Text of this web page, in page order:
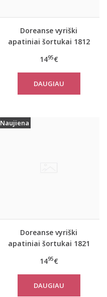
Doreanse vyriški
apatiniai šortukai 1812
1495€
DAUGIAU
Naujiena
Doreanse vyriški
apatiniai šortukai 1821
1495€
DAUGIAU